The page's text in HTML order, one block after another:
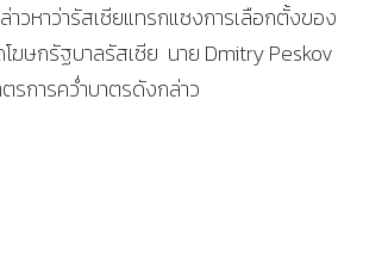
วหาว่ารัสเซียแทรกแซงการเลือกตั้งของ
ฆษกรัฐบาลรัสเซีย นาย Dmitry Peskov
รการคว่ำบาตรดังกล่าว